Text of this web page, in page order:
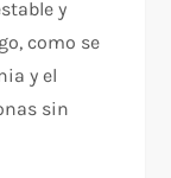
y
como se
y el
sin